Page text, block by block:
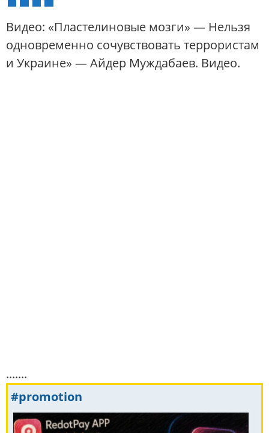
Видео: «Пластелиновые мозги» — Нельзя
одновременно сочувствовать террористам
и Украине» — Айдер Муждабаев. Видео.
.......
#promotion